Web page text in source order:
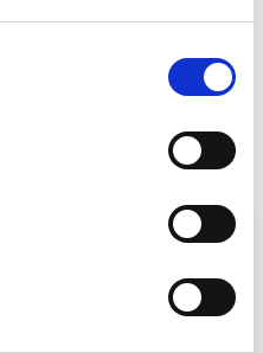
Vastgoed- &